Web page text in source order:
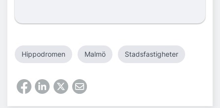
Hippodromen Malmö Stadsfastigheter